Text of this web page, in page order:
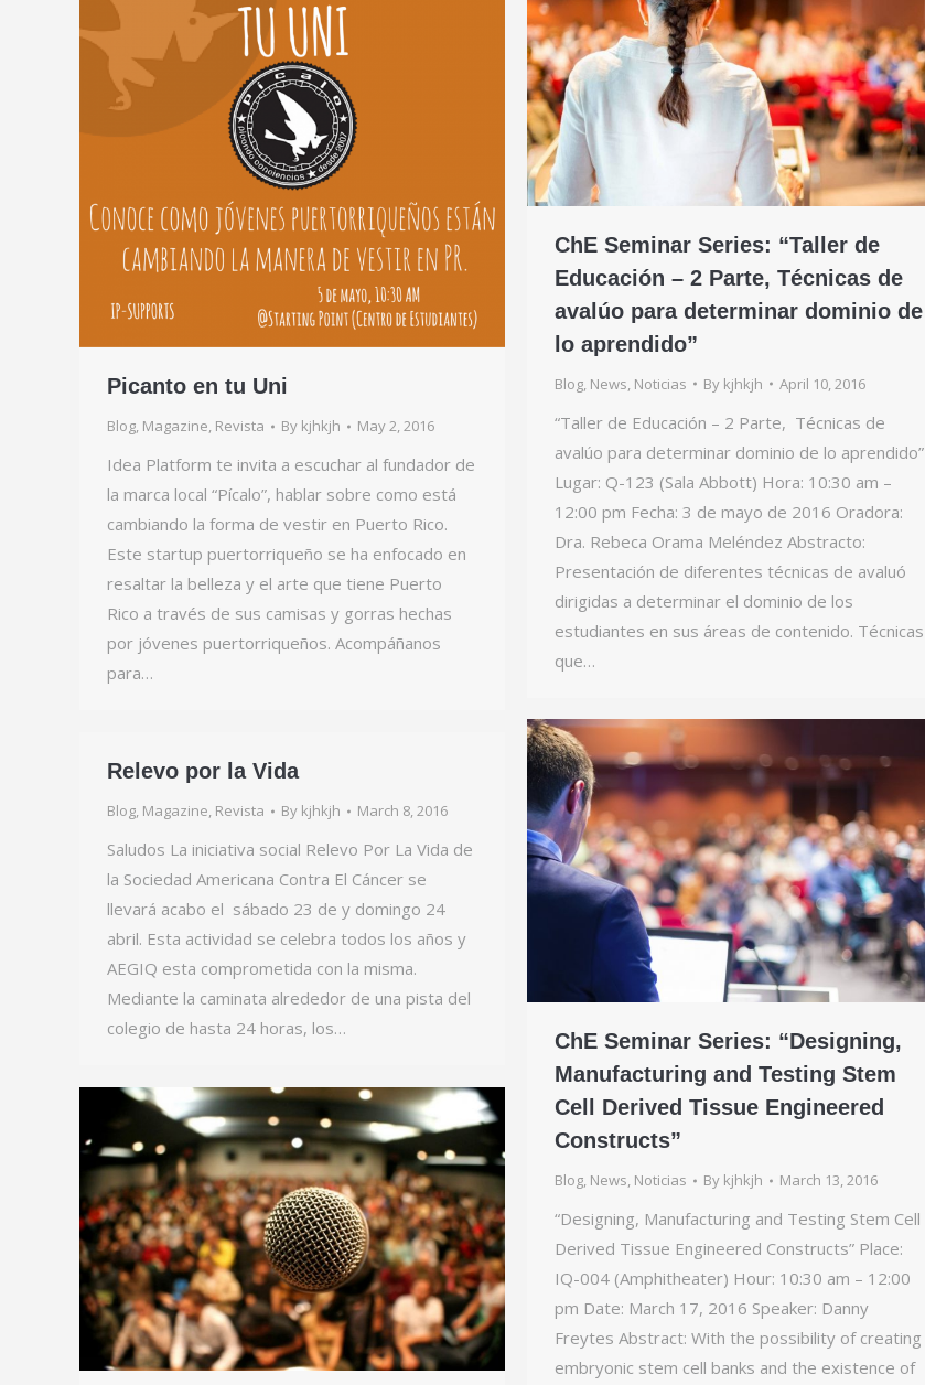
Picanto en tu Uni
Blog, Magazine, Revista By kjhkjh May 2, 2016
Idea Platform te invita a escuchar al fundador de
la marca local “Pícalo”, hablar sobre como está
cambiando la forma de vestir en Puerto Rico.
Este startup puertorriqueño se ha enfocado en
resaltar la belleza y el arte que tiene Puerto
Rico a través de sus camisas y gorras hechas
por jóvenes puertorriqueños. Acompáñanos
para…
ChE Seminar Series: “Taller de
Educación – 2 Parte, Técnicas de
avalúo para determinar dominio de
lo aprendido”
Blog, News, Noticias By kjhkjh April 10, 2016
“Taller de Educación – 2 Parte, Técnicas de
avalúo para determinar dominio de lo aprendido”
Lugar: Q-123 (Sala Abbott) Hora: 10:30 am –
12:00 pm Fecha: 3 de mayo de 2016 Oradora:
Dra. Rebeca Orama Meléndez Abstracto:
Presentación de diferentes técnicas de avaluó
dirigidas a determinar el dominio de los
estudiantes en sus áreas de contenido. Técnicas
que…
ChE Seminar Series: “Designing,
Manufacturing and Testing Stem
Cell Derived Tissue Engineered
Constructs”
Blog, News, Noticias By kjhkjh March 13, 2016
“Designing, Manufacturing and Testing Stem Cell
Derived Tissue Engineered Constructs” Place:
IQ-004 (Amphitheater) Hour: 10:30 am – 12:00
pm Date: March 17, 2016 Speaker: Danny
Freytes Abstract: With the possibility of creating
embryonic stem cell banks and the existence of
Relevo por la Vida
Blog, Magazine, Revista By kjhkjh March 8, 2016
Saludos La iniciativa social Relevo Por La Vida de
la Sociedad Americana Contra El Cáncer se
llevará acabo el sábado 23 de y domingo 24
abril. Esta actividad se celebra todos los años y
AEGIQ esta comprometida con la misma.
Mediante la caminata alrededor de una pista del
colegio de hasta 24 horas, los…